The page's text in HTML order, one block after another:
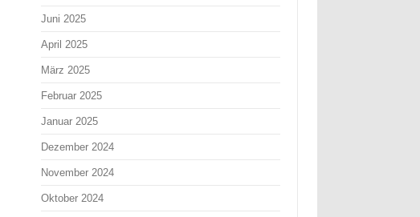
Juni 2025
April 2025
März 2025
Februar 2025
Januar 2025
Dezember 2024
November 2024
Oktober 2024